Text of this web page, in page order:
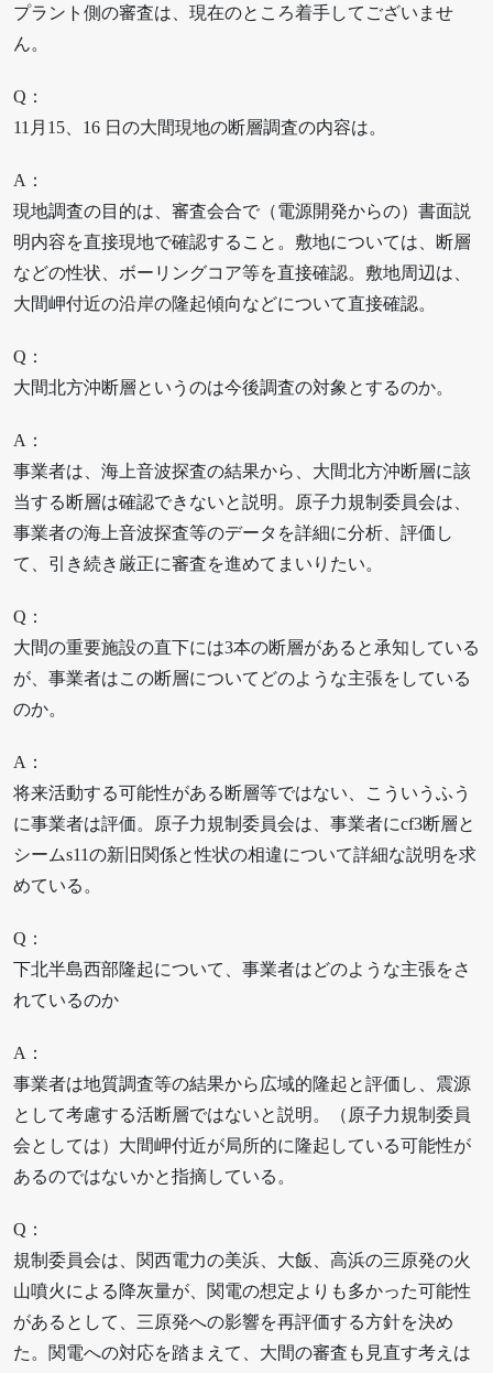
プラント側の審査は、現在のところ着手してございませ
ん。
Q：
11月15、16 日の大間現地の断層調査の内容は。
A：
現地調査の目的は、審査会合で（電源開発からの）書面説
明内容を直接現地で確認すること。敷地については、断層
などの性状、ボーリングコア等を直接確認。敷地周辺は、
大間岬付近の沿岸の隆起傾向などについて直接確認。
Q：
大間北方沖断層というのは今後調査の対象とするのか。
A：
事業者は、海上音波探査の結果から、大間北方沖断層に該
当する断層は確認できないと説明。原子力規制委員会は、
事業者の海上音波探査等のデータを詳細に分析、評価し
て、引き続き厳正に審査を進めてまいりたい。
Q：
大間の重要施設の直下には3本の断層があると承知している
が、事業者はこの断層についてどのような主張をしている
のか。
A：
将来活動する可能性がある断層等ではない、こういうふう
に事業者は評価。原子力規制委員会は、事業者にcf3断層と
シームs11の新旧関係と性状の相違について詳細な説明を求
めている。
Q：
下北半島西部隆起について、事業者はどのような主張をさ
れているのか
A：
事業者は地質調査等の結果から広域的隆起と評価し、震源
として考慮する活断層ではないと説明。（原子力規制委員
会としては）大間岬付近が局所的に隆起している可能性が
あるのではないかと指摘している。
Q：
規制委員会は、関西電力の美浜、大飯、高浜の三原発の火
山噴火による降灰量が、関電の想定よりも多かった可能性
があるとして、三原発への影響を再評価する方針を決め
た。関電への対応を踏まえて、大間の審査も見直す考えは